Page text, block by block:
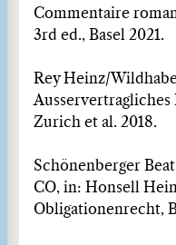
Commentaire
3rd ed., Basel 2021.
Rey Heinz/
Zurich et al. 2018.
Schönenberger
CO, in: Honsell
Obligationenrecht,